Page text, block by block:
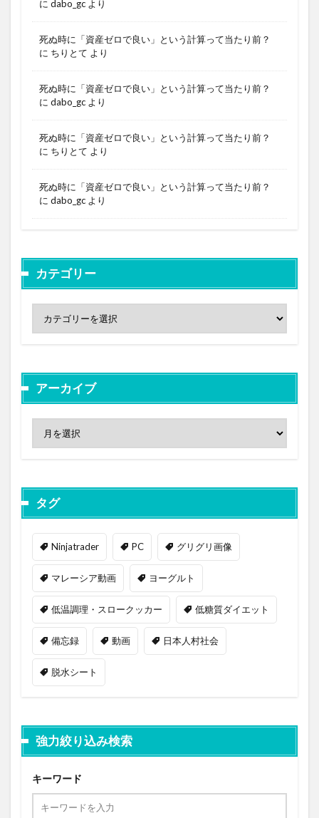
に dabo_gc より
死ぬ時に「資産ゼロで良い」という計算って当たり前？
に ちりとて より
死ぬ時に「資産ゼロで良い」という計算って当たり前？
に dabo_gc より
死ぬ時に「資産ゼロで良い」という計算って当たり前？
に ちりとて より
死ぬ時に「資産ゼロで良い」という計算って当たり前？
に dabo_gc より
カテゴリー
アーカイブ
タグ
Ninjatrader PC グリグリ画像
マレーシア動画 ヨーグルト
低温調理・スロークッカー 低糖質ダイエット
備忘録 動画 日本人村社会
脱水シート
強力絞り込み検索
キーワード